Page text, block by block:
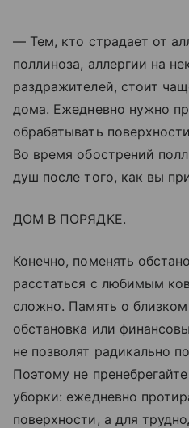
— Тем, кто страдает от
поллиноза, аллергии на
раздражителей, стоит
дома. Ежедневно нужно
обрабатывать
Во время обострений
душ после того, как вы
ДОМ В ПОРЯДКЕ.
Конечно, поменять
расстаться с любимым
сложно. Память о
обстановка или
не позволят радикально
Поэтому не
уборки: ежедневно
поверхности, а для